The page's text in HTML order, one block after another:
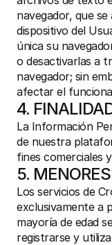
navegador, que
dispositivo del
única su
o desactivarlas a
navegador; sin
afectar el
4.
La Información
de nuestra
fines comerciales
5. MENORES
Los servicios de
exclusivamente a
mayoría de edad
registrarse y